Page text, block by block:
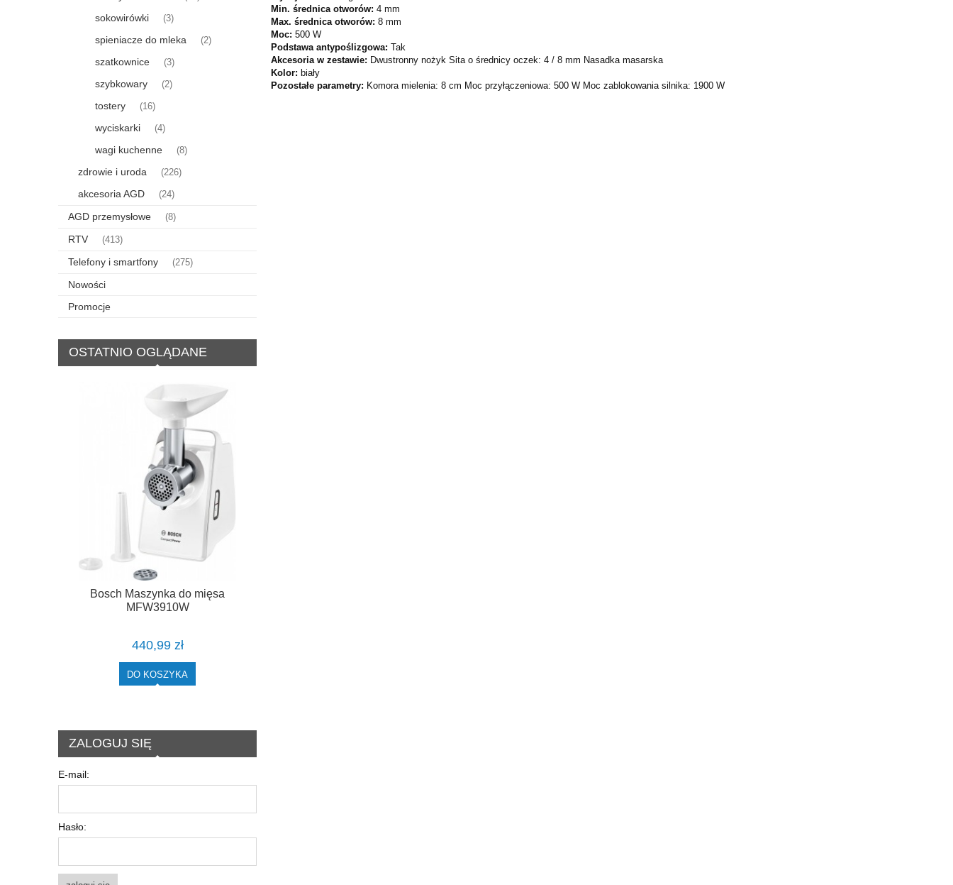
sokowirówki (3)
spieniacze do mleka (2)
szatkownice (3)
szybkowary (2)
tostery (16)
wyciskarki (4)
wagi kuchenne (8)
zdrowie i uroda (226)
akcesoria AGD (24)
AGD przemysłowe (8)
RTV (413)
Telefony i smartfony (275)
Nowości
Promocje
OSTATNIO OGLĄDANE
Bosch Maszynka do mięsa
MFW3910W
440,99 zł
DO KOSZYKA
ZALOGUJ SIĘ
E-mail:
Hasło:
Min. średnica otworów: 4 mm
Max. średnica otworów: 8 mm
Moc: 500 W
Podstawa antypoślizgowa: Tak
Akcesoria w zestawie: Dwustronny nożyk Sita o średnicy oczek: 4 / 8 mm Nasadka masarska
Kolor: biały
Pozostałe parametry: Komora mielenia: 8 cm Moc przyłączeniowa: 500 W Moc zablokowania silnika: 1900 W